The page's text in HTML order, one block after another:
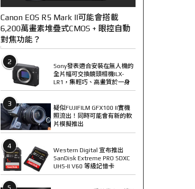
Canon EOS R5 Mark II可能會搭載
6,200萬畫素堆疊式CMOS + 眼控自動
對焦功能？
2
Sony發表適合安裝在無人機的
全片幅可交換鏡頭相機ILX-
LR1，集輕巧、高畫質於一身
3
疑似FUJIFILM GFX100 II實機
照流出！同時可能會有新的軟
片模擬推出
4
Western Digital 宣布推出
SanDisk Extreme PRO SDXC
UHS-II V60 等級記憶卡